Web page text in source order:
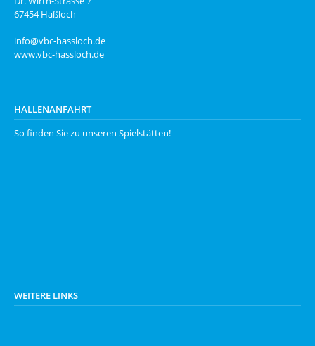
67454 Haßloch
info@vbc-hassloch.de
www.vbc-hassloch.de
HALLENANFAHRT
So finden Sie zu unseren Spielstätten!
WEITERE LINKS